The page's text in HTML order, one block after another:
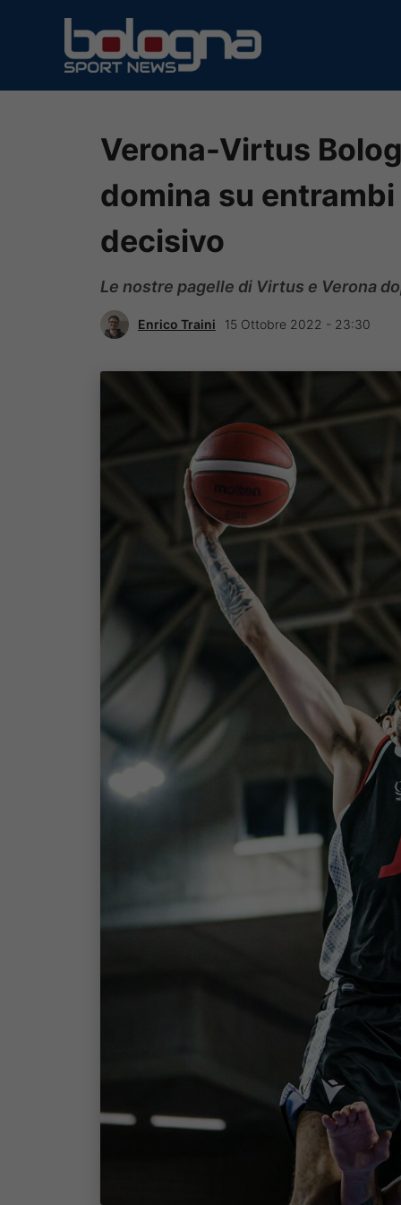
contenuto
Verona-Virtus
domina su
decisivo
Le nostre pagelle di Virtus e Verona
Enrico Traini 15 Ottobre 2022 - 23:30